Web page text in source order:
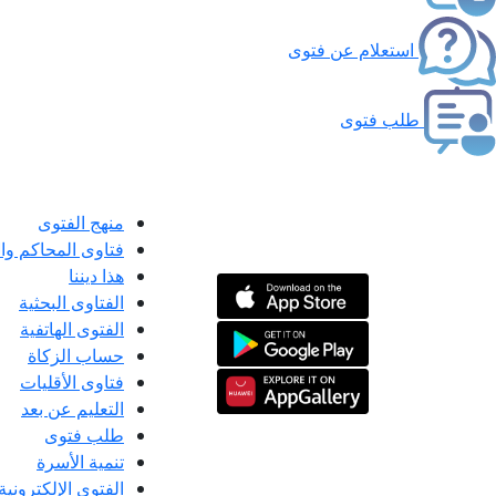
استعلام عن فتوى
طلب فتوى
منهج الفتوى
فتاوى المحاكم
هذا ديننا
الفتاوى البحثية
الفتوى الهاتفية
حساب الزكاة
فتاوى الأقليات
التعليم عن بعد
طلب فتوى
تنمية الأسرة
الفتوى الإلكترونية